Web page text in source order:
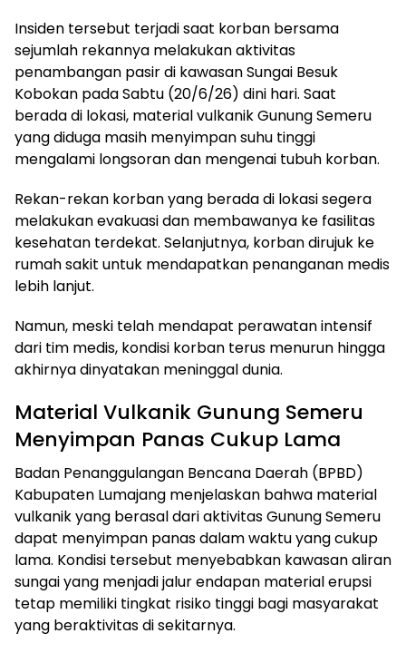
Insiden tersebut terjadi saat korban bersama
sejumlah rekannya melakukan aktivitas
penambangan pasir di kawasan Sungai Besuk
Kobokan pada Sabtu (20/6/26) dini hari. Saat
berada di lokasi, material vulkanik Gunung Semeru
yang diduga masih menyimpan suhu tinggi
mengalami longsoran dan mengenai tubuh korban.
Rekan-rekan korban yang berada di lokasi segera
melakukan evakuasi dan membawanya ke fasilitas
kesehatan terdekat. Selanjutnya, korban dirujuk ke
rumah sakit untuk mendapatkan penanganan medis
lebih lanjut.
Namun, meski telah mendapat perawatan intensif
dari tim medis, kondisi korban terus menurun hingga
akhirnya dinyatakan meninggal dunia.
Material Vulkanik Gunung Semeru
Menyimpan Panas Cukup Lama
Badan Penanggulangan Bencana Daerah (BPBD)
Kabupaten Lumajang menjelaskan bahwa material
vulkanik yang berasal dari aktivitas Gunung Semeru
dapat menyimpan panas dalam waktu yang cukup
lama. Kondisi tersebut menyebabkan kawasan aliran
sungai yang menjadi jalur endapan material erupsi
tetap memiliki tingkat risiko tinggi bagi masyarakat
yang beraktivitas di sekitarnya.